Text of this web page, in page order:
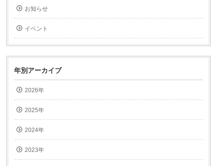
お知らせ
イベント
年別アーカイブ
2026年
2025年
2024年
2023年